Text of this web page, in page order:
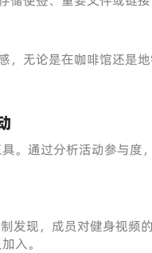
无论是在咖啡馆还是
。通过分析活动参与度
发现，成员对健身视频
入。